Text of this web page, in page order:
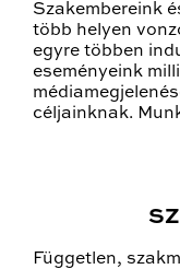
Szakembereink
több helyen
egyre többen
eseményeink
céljainknak.
Független,